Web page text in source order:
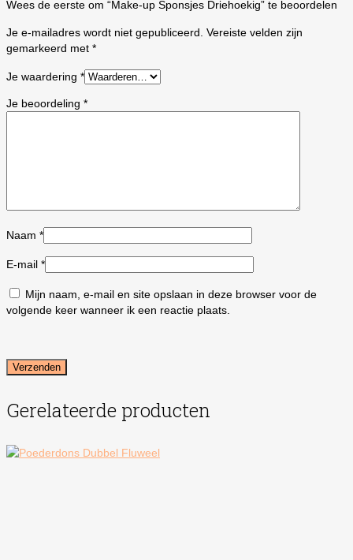
Wees de eerste om “Make-up Sponsjes Driehoekig” te beoordelen
Je e-mailadres wordt niet gepubliceerd. Vereiste velden zijn
gemarkeerd met *
Je waardering *
Je beoordeling *
Naam *
E-mail *
Mijn naam, e-mail en site opslaan in deze browser voor de
volgende keer wanneer ik een reactie plaats.
Gerelateerde producten